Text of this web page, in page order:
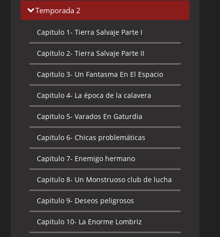
Capitulo 1-
Temporada 2
Capitulo 1- Tierra Salvaje Parte I
Capitulo 2- Tierra Salvaje Parte II
Capitulo 3- Un Fantasma En El Espacio
Capitulo 4- La época de la calavera
Capitulo 5- Varados En Gaturdia
Capitulo 6- Chicas problemáticas
Capitulo 7- Enemigo hermano
Capitulo 8- Un Monstruoso club de lucha
Capitulo 9- Deseos peligrosos
Capitulo 10- La Enorme Lombriz